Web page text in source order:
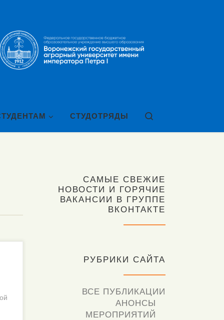
СТУДОТРЯДЫ
САМЫЕ СВЕЖИЕ
НОВОСТИ И ГОРЯЧИЕ
ВАКАНСИИ В ГРУППЕ
ВКОНТАКТЕ
РУБРИКИ САЙТА
ВСЕ ПУБЛИКАЦИИ
АНОНСЫ
МЕРОПРИЯТИЙ